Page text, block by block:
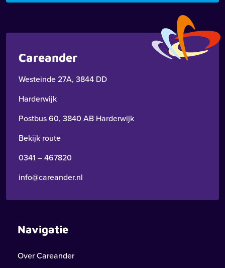
Careander
Westeinde 27A, 3844 DD
Harderwijk
Postbus 60, 3840 AB Harderwijk
Bekijk route
0341 – 467820
info@careander.nl
Navigatie
Over Careander